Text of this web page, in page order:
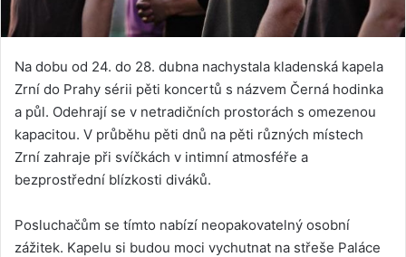
Na dobu od 24. do 28. dubna nachystala kladenská kapela
Zrní do Prahy sérii pěti koncertů s názvem Černá hodinka
a půl. Odehrají se v netradičních prostorách s omezenou
kapacitou. V průběhu pěti dnů na pěti různých místech
Zrní zahraje při svíčkách v intimní atmosféře a
bezprostřední blízkosti diváků.
Posluchačům se tímto nabízí neopakovatelný osobní
zážitek. Kapelu si budou moci vychutnat na střeše Paláce